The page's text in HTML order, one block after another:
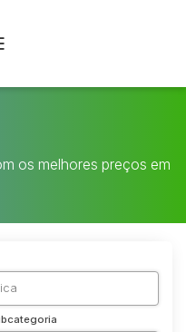
os melhores preços em